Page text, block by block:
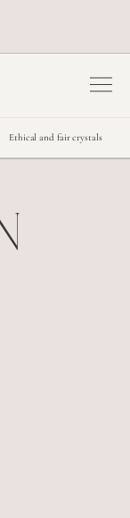
Ethical and fair crystals